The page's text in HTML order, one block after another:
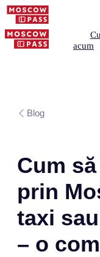
acum
Blog
Cum
prin
taxi
– o